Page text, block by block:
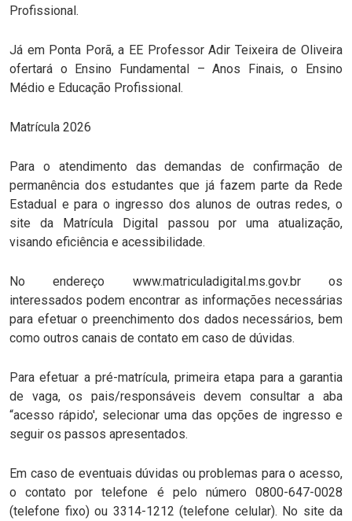
Profissional.
Já em Ponta Porã, a EE Professor Adir Teixeira de Oliveira
ofertará o Ensino Fundamental – Anos Finais, o Ensino
Médio e Educação Profissional.
Matrícula 2026
Para o atendimento das demandas de confirmação de
permanência dos estudantes que já fazem parte da Rede
Estadual e para o ingresso dos alunos de outras redes, o
site da Matrícula Digital passou por uma atualização,
visando eficiência e acessibilidade.
No endereço www.matriculadigital.ms.gov.br os
interessados podem encontrar as informações necessárias
para efetuar o preenchimento dos dados necessários, bem
como outros canais de contato em caso de dúvidas.
Para efetuar a pré-matrícula, primeira etapa para a garantia
de vaga, os pais/responsáveis devem consultar a aba
“acesso rápido', selecionar uma das opções de ingresso e
seguir os passos apresentados.
Em caso de eventuais dúvidas ou problemas para o acesso,
o contato por telefone é pelo número 0800-647-0028
(telefone fixo) ou 3314-1212 (telefone celular). No site da